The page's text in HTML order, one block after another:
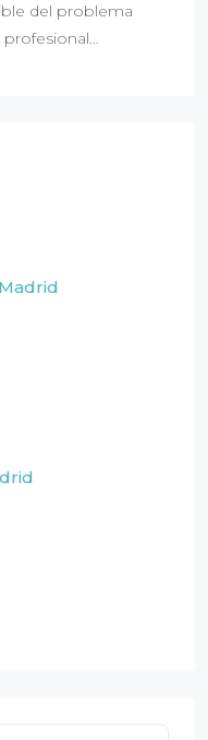
del problema
profesional…